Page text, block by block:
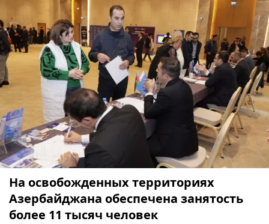
На освобожденных территориях
Азербайджана обеспечена занятость
более 11 тысяч человек